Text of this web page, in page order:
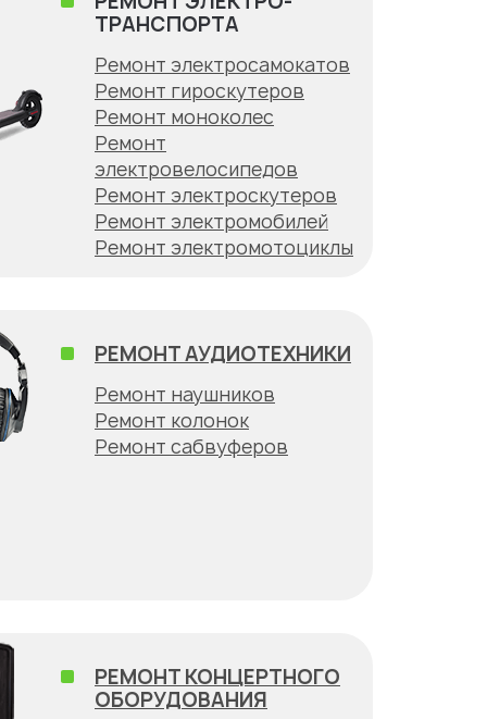
ТРАНСПОРТА
Ремонт электросамокатов
Ремонт гироскутеров
Ремонт моноколес
Ремонт
электровелосипедов
Ремонт электроскутеров
Ремонт электромобилей
Ремонт электромотоциклы
РЕМОНТ АУДИОТЕХНИКИ
Ремонт наушников
Ремонт колонок
Ремонт сабвуферов
РЕМОНТ КОНЦЕРТНОГО
ОБОРУДОВАНИЯ